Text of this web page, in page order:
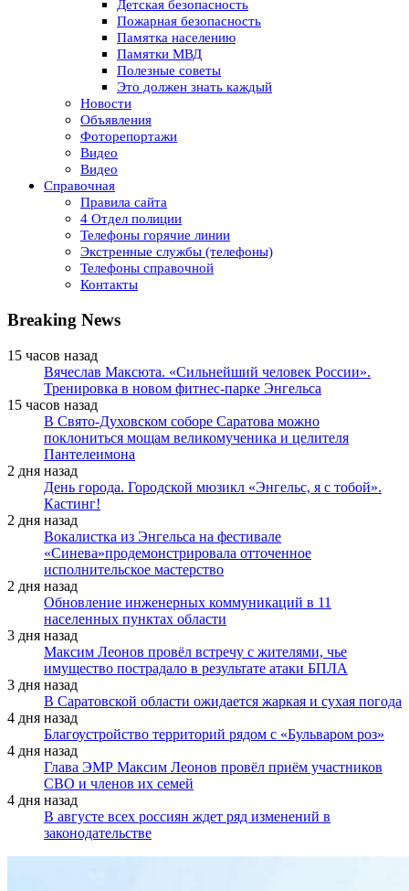
Детская безопасность
Пожарная безопасность
Памятка населению
Памятки МВД
Полезные советы
Это должен знать каждый
Новости
Объявления
Фоторепортажи
Видео
Видео
Справочная
Правила сайта
4 Отдел полиции
Телефоны горячие линии
Экстренные службы (телефоны)
Телефоны справочной
Контакты
Breaking News
15 часов назад
Вячеслав Максюта. «Сильнейший человек России».
Тренировка в новом фитнес-парке Энгельса
15 часов назад
В Свято-Духовском соборе Саратова можно
поклониться мощам великомученика и целителя
Пантелеимона
2 дня назад
День города. Городской мюзикл «Энгельс, я с тобой».
Кастинг!
2 дня назад
Вокалистка из Энгельса на фестивале
«Синева»продемонстрировала отточенное
исполнительское мастерство
2 дня назад
Обновление инженерных коммуникаций в 11
населенных пунктах области
3 дня назад
Максим Леонов провёл встречу с жителями, чье
имущество пострадало в результате атаки БПЛА
3 дня назад
В Саратовской области ожидается жаркая и сухая погода
4 дня назад
Благоустройство территорий рядом с «Бульваром роз»
4 дня назад
Глава ЭМР Максим Леонов провёл приём участников
СВО и членов их семей
4 дня назад
В августе всех россиян ждет ряд изменений в
законодательстве